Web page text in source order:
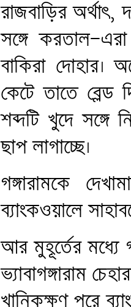
রাজবাড়ির অর্থাৎ,
সঙ্গে
বাকিরা
কেটে তাতে ব্লেড
শব্দটি খুদে সঙ্গে
ছাপ লাগাচ্ছে।
গঙ্গারামকে
ব্যাংকওয়ালে
আর মুহূর্তের মধ্যে
ভ্যাবাগঙ্গারাম